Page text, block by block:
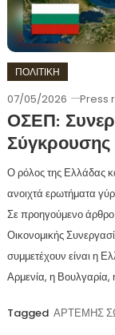
ΠΟΛΙΤΙΚΗ
07/05/2026 Press
ΟΣΕΠ:
Ο ρόλος της Ελλάδας
ανοιχτά ερωτήματα
Σε προηγούμενο
Οικονομικής
συμμετέχουν είναι η
Αρμενία, η
Tagged ΑΡΤΕΜΗΣ